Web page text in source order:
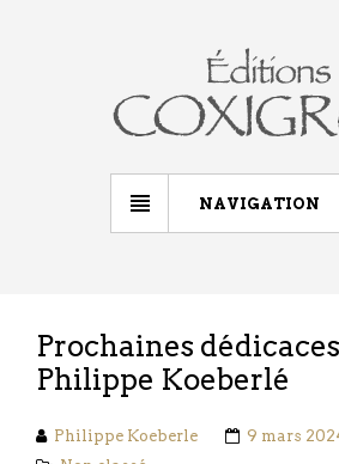
NAVIGATION
Prochaines
Philippe Koeberlé
Philippe Koeberle
9 mars